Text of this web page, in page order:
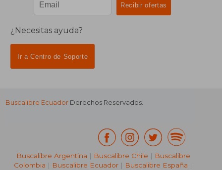
¿Necesitas ayuda?
Ir a Centro de Soporte
Buscalibre Ecuador Derechos Reservados.
Buscalibre Argentina | Buscalibre Chile | Buscalibre
Colombia | Buscalibre Ecuador | Buscalibre España |